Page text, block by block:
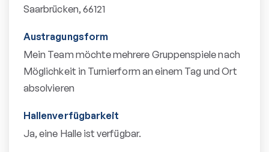
Saarbrücken, 66121
Austragungsform
Mein Team möchte mehrere Gruppenspiele nach
Möglichkeit in Turnierform an einem Tag und Ort
absolvieren
Hallenverfügbarkeit
Ja, eine Halle ist verfügbar.